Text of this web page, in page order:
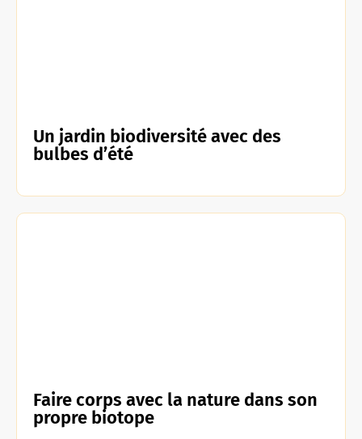
Un jardin biodiversité avec des
bulbes d’été
Faire corps avec la nature dans son
propre biotope